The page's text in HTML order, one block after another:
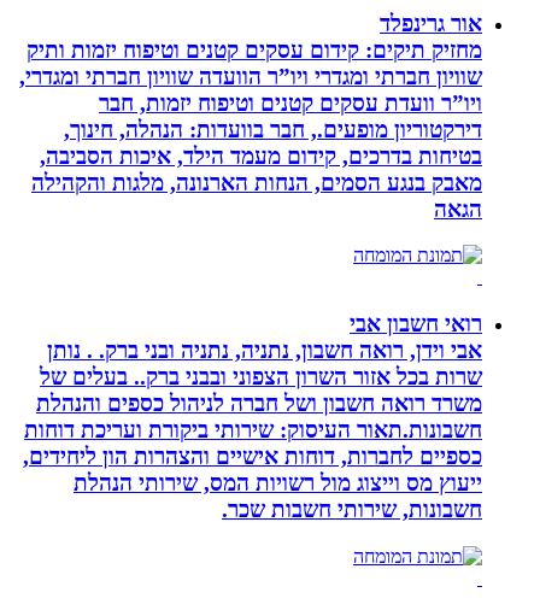
אור גרינפלד
מחזיק תיקים: קידום עסקים קטנים וטיפוח יזמות ותיק
שוויון חברתי ומגדרי ויו”ר הוועדה שוויון חברתי ומגדרי,
ויו”ר וועדת עסקים קטנים וטיפוח יזמות, חבר
דירקטוריון מופעים., חבר בוועדות: הנהלה, חינוך,
בטיחות בדרכים, קידום מעמד הילד, איכות הסביבה,
מאבק בנגע הסמים, הנחות הארנונה, מלגות והקהילה
רואי חשבון אבי
אבי וידן, רואה חשבון, נתניה, נתניה ובני ברק. . נותן
שרות בכל אזור השרון הצפוני ובבני ברק.. בעלים של
משרד רואה חשבון ושל חברה לניהול כספים והנהלת
חשבונות.תאור העיסוק: שירותי ביקורת ועריכת דוחות
כספיים לחברות, דוחות אישיים והצהרות הון ליחידים,
ייעוץ מס וייצוג מול רשויות המס, שירותי הנהלת
חשבונות, שירותי חשבות שכר.